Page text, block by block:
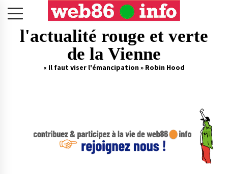
l'actualité rouge et verte
de la Vienne
« Il faut viser l'émancipation » Robin Hood